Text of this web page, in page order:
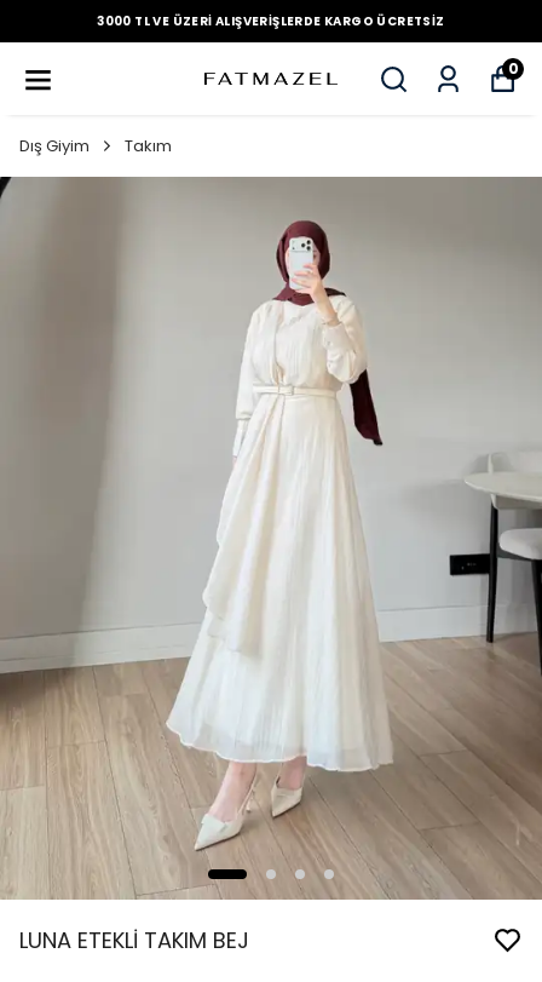
3000 TL VE ÜZERI ALIŞVERIŞLERDE KARGO ÜCRETSIZ
0
Dış Giyim Takım
LUNA ETEKLİ TAKIM BEJ